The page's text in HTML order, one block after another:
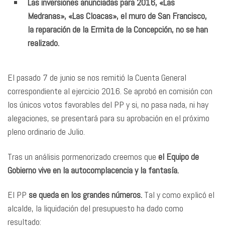
Medranas», «Las Cloacas», el muro de San Francisco,
la reparación de la Ermita de la Concepción, no se han
realizado.
El pasado 7 de junio se nos remitió la Cuenta General
correspondiente al ejercicio 2016. Se aprobó en comisión con
los únicos votos favorables del PP y si, no pasa nada, ni hay
alegaciones, se presentará para su aprobación en el próximo
pleno ordinario de Julio.
Tras un análisis pormenorizado creemos que el Equipo de
Gobierno vive en la autocomplacencia y la fantasía.
El PP se queda en los grandes números. Tal y como explicó el
alcalde, la liquidación del presupuesto ha dado como
resultado: